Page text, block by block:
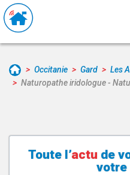
Occitanie Gard Les
Naturopathe iridologue -
Toute l’actu de
votre